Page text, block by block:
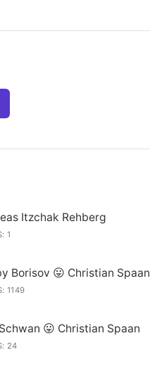
Itzchak Rehberg
1
Borisov 😛 Christian Spaan
1149
😛 Christian Spaan
24